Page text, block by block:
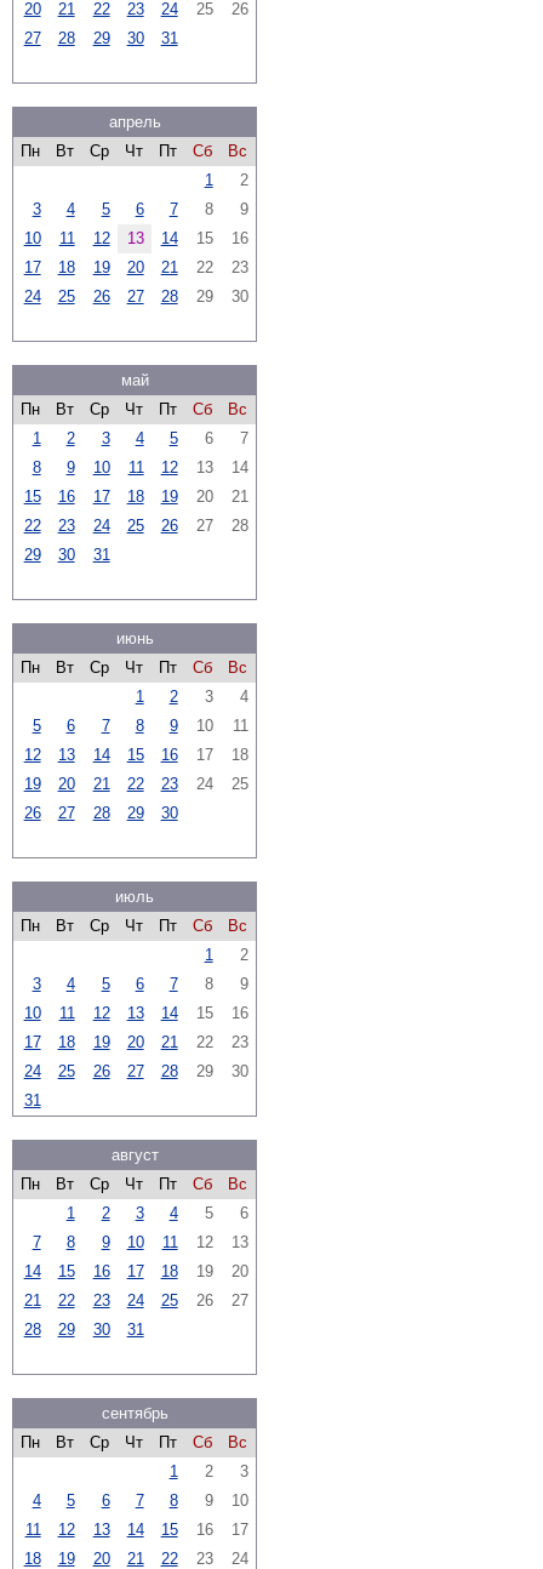
20 21 22 23 24 25
26
27
28 29 30 31
апрель
Пн
Вт Ср Чт Пт Сб
Вс
1
2
3
4 5 6 7 8
9
10
11 12 13 14 15
16
17
18 19 20 21 22
23
24
25 26 27 28 29 30
май
Пн
Вт Ср Чт Пт Сб
Вс
1
2 3 4 5 6
7
8
9 10 11 12 13
14
15
16 17 18 19 20
21
22
23 24 25 26 27
28
29
30 31
июнь
Пн
Вт Ср Чт Пт Сб
Вс
1
2 3
4
5
6 7 8 9 10
11
12
13 14 15 16 17
18
19
20 21 22 23 24
25
26
27 28 29 30
июль
Пн
Вт Ср Чт Пт Сб
Вс
1
2
3
4 5 6 7 8
9
10
11 12 13 14 15
16
17
18 19 20 21 22
23
24
25 26 27 28 29
30
31
август
Пн
Вт Ср Чт Пт Сб
Вс
1
2 3 4 5
6
7
8 9 10 11 12
13
14
15 16 17 18 19
20
21
22 23 24 25 26
27
28
29 30 31
сентябрь
Пн
Вт Ср Чт Пт Сб
Вс
1
2
3
4
5 6 7 8 9
10
11
12 13 14 15 16
17
18
19 20 21 22 23
24